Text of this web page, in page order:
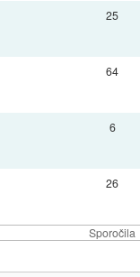
Sporočila
25
64
6
26